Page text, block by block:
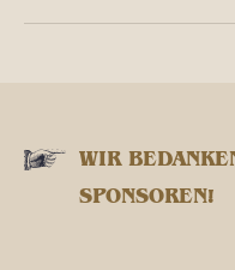
WIR
SPONSOREN!